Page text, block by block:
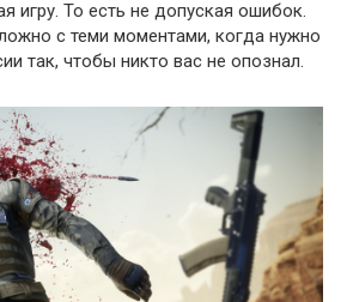
игру. То есть не допуская ошибок.
с теми моментами, когда нужно
так, чтобы никто вас не опознал.